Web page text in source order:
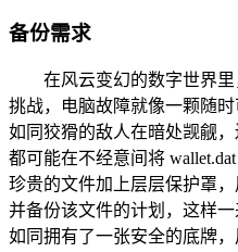
备份需求
在风云变幻的数字世界
挑战，电脑故障就像一颗随
如同狡猾的敌人在暗处觊觎
都可能在不经意间将
珍贵的文件加上层层保护罩
并备份该文件的计划，这样
如同拥有了一张安全的底牌